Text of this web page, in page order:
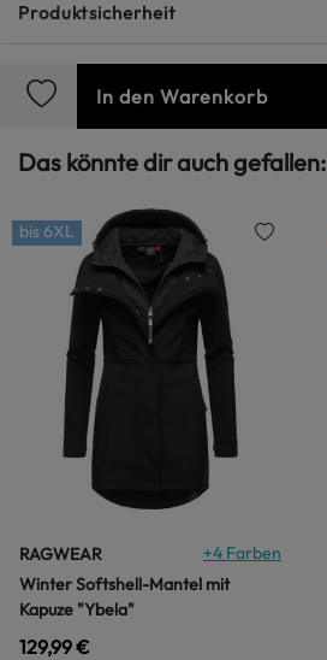
Produktsicherheit
In den Warenkorb
Das könnte dir auch gefallen:
bis6XL
RAGWEAR +4 Farben
Winter Softshell-Mantel mit
Kapuze "Ybela"
129,99 €